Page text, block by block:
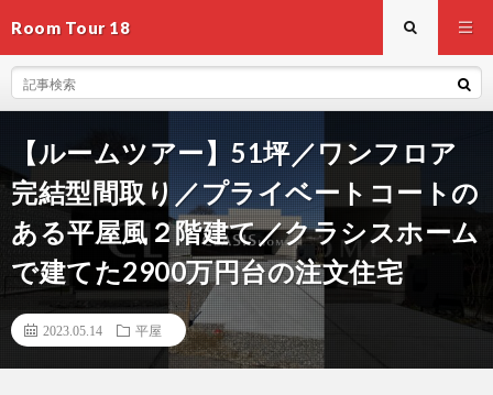
Room Tour 18
【ルームツアー】51坪／ワンフロア
完結型間取り／プライベートコートの
ある平屋風２階建て／クラシスホーム
で建てた2900万円台の注文住宅
2023.05.14 平屋